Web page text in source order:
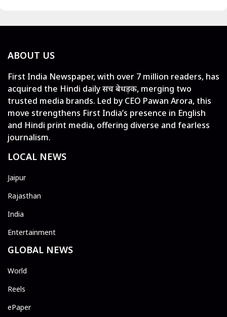
ABOUT US
First India Newspaper, with over 7 million readers, has
acquired the Hindi daily सच बेधड़क, merging two
trusted media brands. Led by CEO Pawan Arora, this
move strengthens First India’s presence in English
and Hindi print media, offering diverse and fearless
journalism.
LOCAL NEWS
Jaipur
Rajasthan
India
Entertainment
GLOBAL NEWS
World
Reels
ePaper